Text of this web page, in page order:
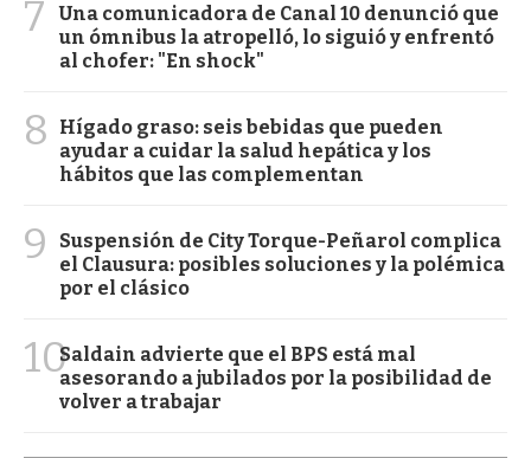
7
Una comunicadora de Canal 10 denunció que
un ómnibus la atropelló, lo siguió y enfrentó
al chofer: "En shock"
8
Hígado graso: seis bebidas que pueden
ayudar a cuidar la salud hepática y los
hábitos que las complementan
9
Suspensión de City Torque-Peñarol complica
el Clausura: posibles soluciones y la polémica
por el clásico
10Saldain advierte que el BPS está mal
asesorando a jubilados por la posibilidad de
volver a trabajar